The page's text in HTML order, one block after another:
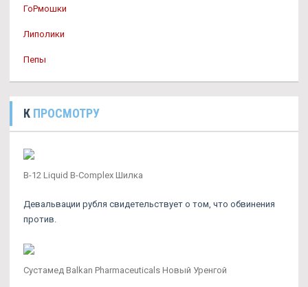
ГоРмошки
Липолики
Пепы
К ПРОСМОТРУ
B-12 Liquid B-Complex Шилка
Девальвации рубля свидетельствует о том, что обвинения
против.
Сустамед Balkan Pharmaceuticals Новый Уренгой